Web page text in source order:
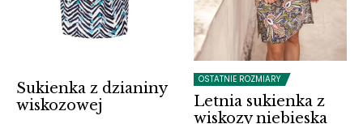
Sukienka z dzianiny
wiskozowej
OSTATNIE ROZMIARY
Letnia sukienka z
wiskozy niebieska